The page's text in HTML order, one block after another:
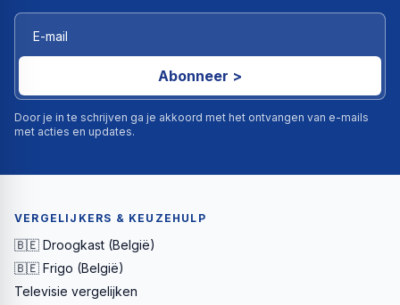
Abonneer >
Door je in te schrijven ga je akkoord met het ontvangen van e-mails
met acties en updates.
VERGELIJKERS & KEUZEHULP
🇧🇪 Droogkast (België)
🇧🇪 Frigo (België)
Televisie vergelijken